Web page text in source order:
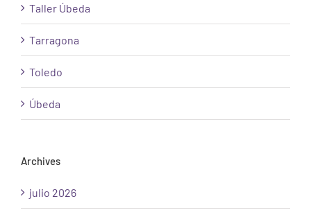
Taller Úbeda
Tarragona
Toledo
Úbeda
Archives
julio 2026